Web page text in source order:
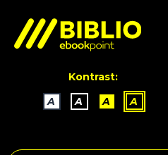
Kontrast:
A
A A A